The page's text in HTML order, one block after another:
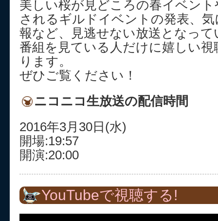
美しい桜が見どころの春イベン
されるギルドイベントの発表、
報など、見逃せない放送となって
番組を見ている人だけに嬉しい
ります。
ぜひご覧ください！
ニコニコ生放送の配信時間
2016年3月30日(水)
開場:19:57
開演:20:00
YouTubeで視聴する!